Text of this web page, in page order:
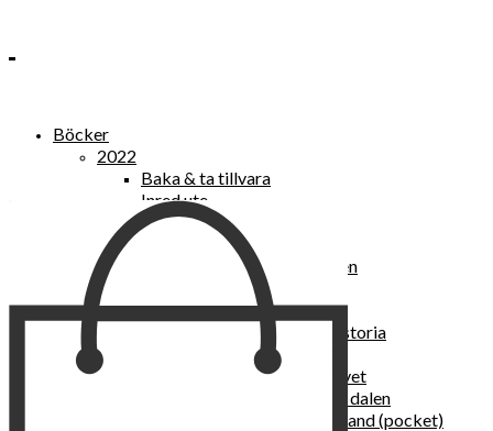
Böcker
2022
Baka & ta tillvara
Inred ute
Power Women
2021
Kvinnan som lekte med elden
“Vi vill nytt, vi begär plats”
Sånger vid avgrunden
Vattenvarelser : en kulturhistoria
Sannas fastebok
Happy skin : ung hud hela livet
Det lilla pensionatet i gröna dalen
I trygghetsnarkomanernas land (pocket)